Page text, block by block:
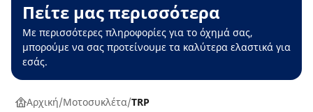
Πείτε μας περισσότερα
Με περισσότερες πληροφορίες για το όχημά σας,
μπορούμε να σας προτείνουμε τα καλύτερα ελαστικά για
εσάς.
Αρχική Μοτοσυκλέτα TRP